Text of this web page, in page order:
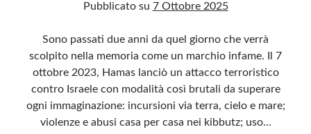
sensi della legge n· 62 del 7.03.2001. L’autore non è responsabile di quanto
ritenuti offensivi o lesivi dell’immagine o dell’onorabilità di terzi, di genere spam,
razzisti o che contengano dati personali non conformi al rispetto delle norme sulla
privacy. Alcune immagini inserite in questo blog sono tratte da Internet e, pertanto,
considerate di pubblico dominio. Qualora la loro pubblicazione violasse eventuali
diritti d’autore, vi invito a comunicarlo via e-mail a info[at]dinovalle.it e saranno
immediatamente rimosse. L’autore del blog non è responsabile dei siti collegati
tramite link né del loro contenuto, che può essere soggetto a variazioni nel tempo.
Pubblicato su 7 Ottobre 2025
Sono passati due anni da quel giorno che verrà
scolpito nella memoria come un marchio infame. Il 7
ottobre 2023, Hamas lanciò un attacco terroristico
contro Israele con modalità così brutali da superare
ogni immaginazione: incursioni via terra, cielo e mare;
violenze e abusi casa per casa nei kibbutz; uso…